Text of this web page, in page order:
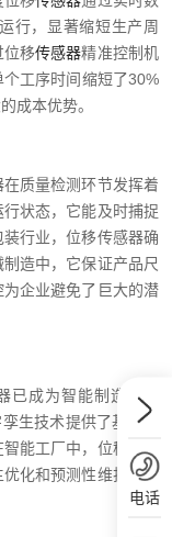
行，显著缩短生产周
位移传感器精准控制机
工序时间缩短了30%
成本优势。
质量检测环节发挥着
状态，它能及时捕捉
行业，位移传感器确
造中，它保证产品尺
企业避免了巨大的潜
成为智能制造系统
生技术提供了基础支
能工厂中，位移传感
优化和预测性维护，真
电话